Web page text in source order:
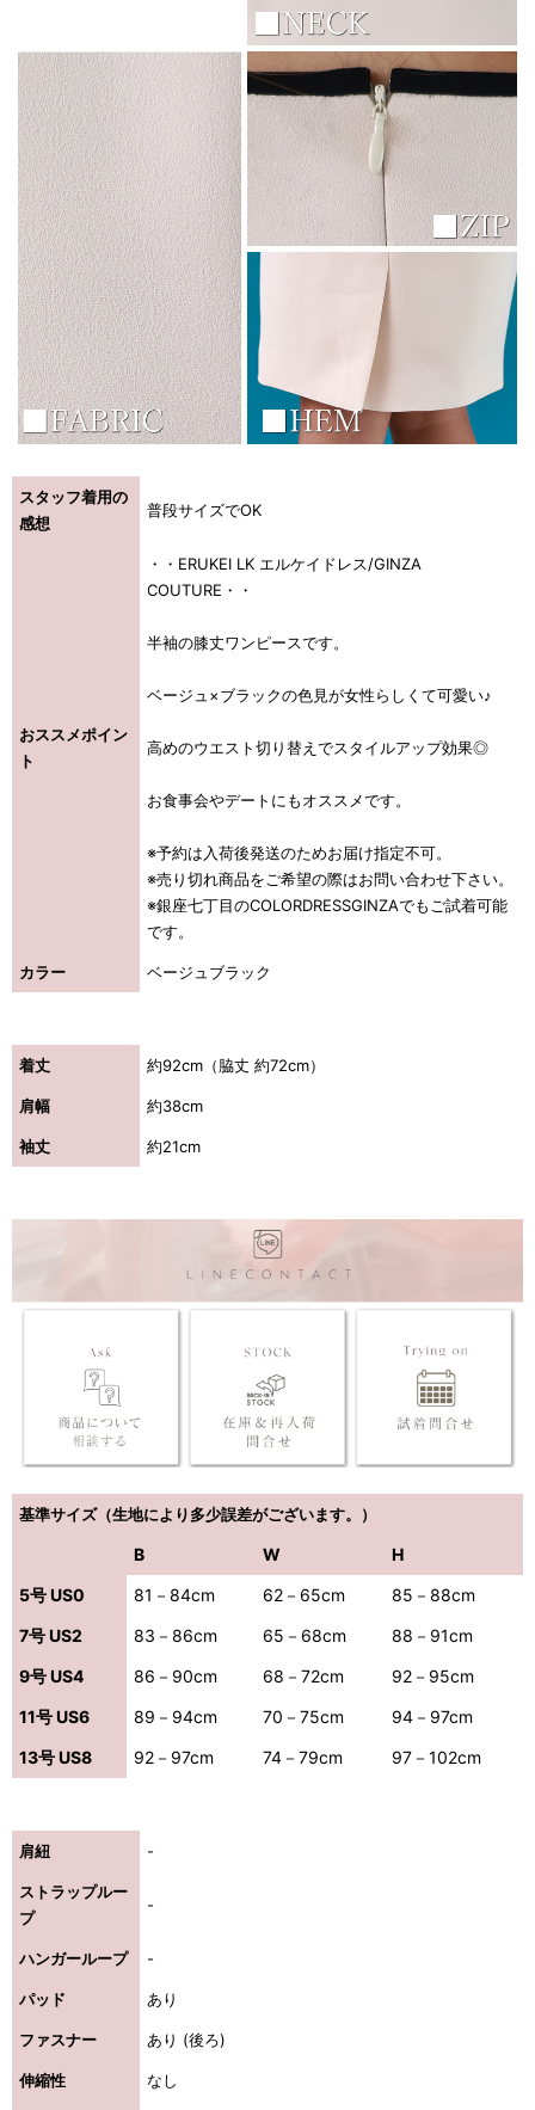
スタッフ着用の
感想
普段サイズでOK
おススメポイン
ト
・・ERUKEI LK エルケイドレス/GINZA
COUTURE・・
半袖の膝丈ワンピースです。
ベージュ×ブラックの色見が女性らしくて可愛い♪
高めのウエスト切り替えでスタイルアップ効果◎
お食事会やデートにもオススメです。
※予約は入荷後発送のためお届け指定不可。
※売り切れ商品をご希望の際はお問い合わせ下さい。
※銀座七丁目のCOLORDRESSGINZAでもご試着可能
です。
カラー ベージュブラック
着丈 約92cm（脇丈 約72cm）
肩幅 約38cm
袖丈 約21cm
基準サイズ（生地により多少誤差がございます。）
B W
H
5号 US0
81－84cm 62－65cm
85－88cm
7号 US2
83－86cm 65－68cm
88－91cm
9号 US4
86－90cm 68－72cm
92－95cm
11号 US6
89－94cm 70－75cm
94－97cm
13号 US8
92－97cm 74－79cm 97－102cm
肩紐 -
ストラップルー
プ
-
ハンガーループ -
パッド あり
ファスナー あり (後ろ)
伸縮性 なし
てる一着。